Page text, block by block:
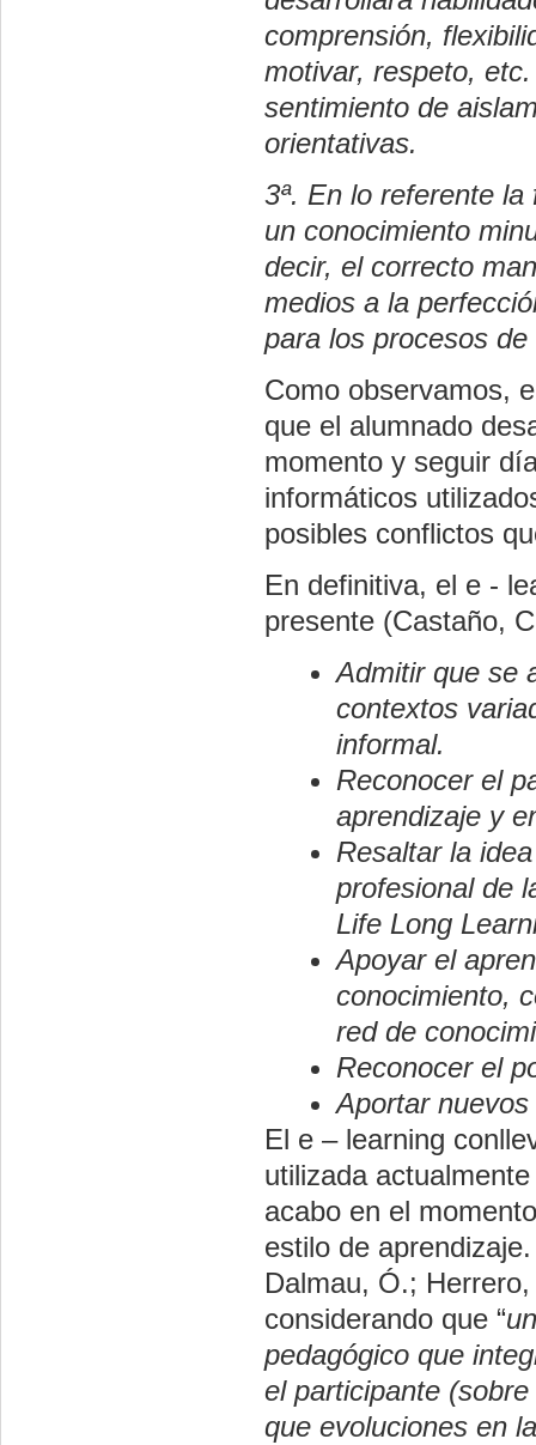
comprensión,
motivar, respeto,
sentimiento de
orientativas.
3ª. En lo referente
un conocimiento
decir, el correcto
medios a la
para los procesos
Como observamos,
que el alumnado
momento y seguir
informáticos
posibles conflictos
En definitiva, el e -
presente (Castaño,
Admitir que se
contextos
informal.
Reconocer el
aprendizaje y
Resaltar la
profesional de
Life Long
Apoyar el
conocimiento,
red de
Reconocer el
Aportar
El e – learning
utilizada
acabo en el
estilo de
Dalmau, Ó.;
considerando que “
pedagógico que
el participante
que evoluciones en